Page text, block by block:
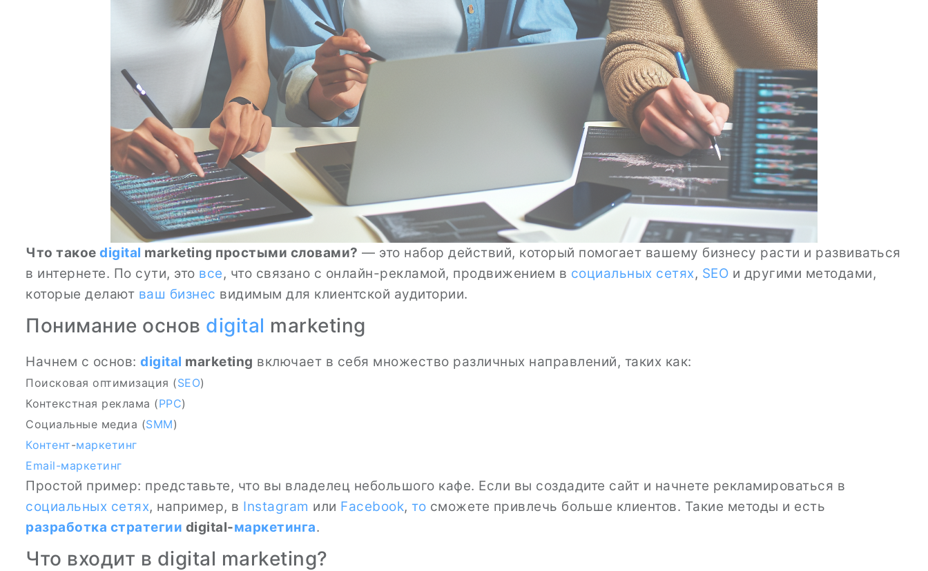
Что такое digital marketing простыми словами? — это набор действий, который помогает вашему бизнесу расти и развиваться
в интернете. По сути, это все, что связано с онлайн-рекламой, продвижением в социальных сетях, SEO и другими методами,
которые делают ваш бизнес видимым для клиентской аудитории.
Понимание основ digital marketing
Начнем с основ: digital marketing включает в себя множество различных направлений, таких как:
Поисковая оптимизация (SEO)
Контекстная реклама (PPC)
Социальные медиа (SMM)
Контент-маркетинг
Email-маркетинг
Простой пример: представьте, что вы владелец небольшого кафе. Если вы создадите сайт и начнете рекламироваться в
социальных сетях, например, в Instagram или Facebook, то сможете привлечь больше клиентов. Такие методы и есть
разработка стратегии digital-маркетинга.
Что входит в digital marketing?